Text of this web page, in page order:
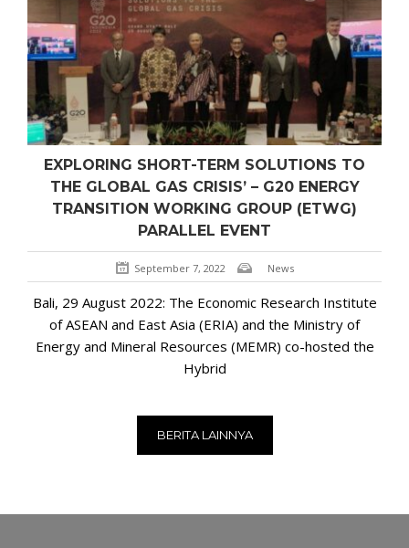
EXPLORING SHORT-TERM SOLUTIONS TO
THE GLOBAL GAS CRISIS’ – G20 ENERGY
TRANSITION WORKING GROUP (ETWG)
PARALLEL EVENT
September 7, 2022 News
Bali, 29 August 2022: The Economic Research Institute
of ASEAN and East Asia (ERIA) and the Ministry of
Energy and Mineral Resources (MEMR) co-hosted the
Hybrid
BERITA LAINNYA